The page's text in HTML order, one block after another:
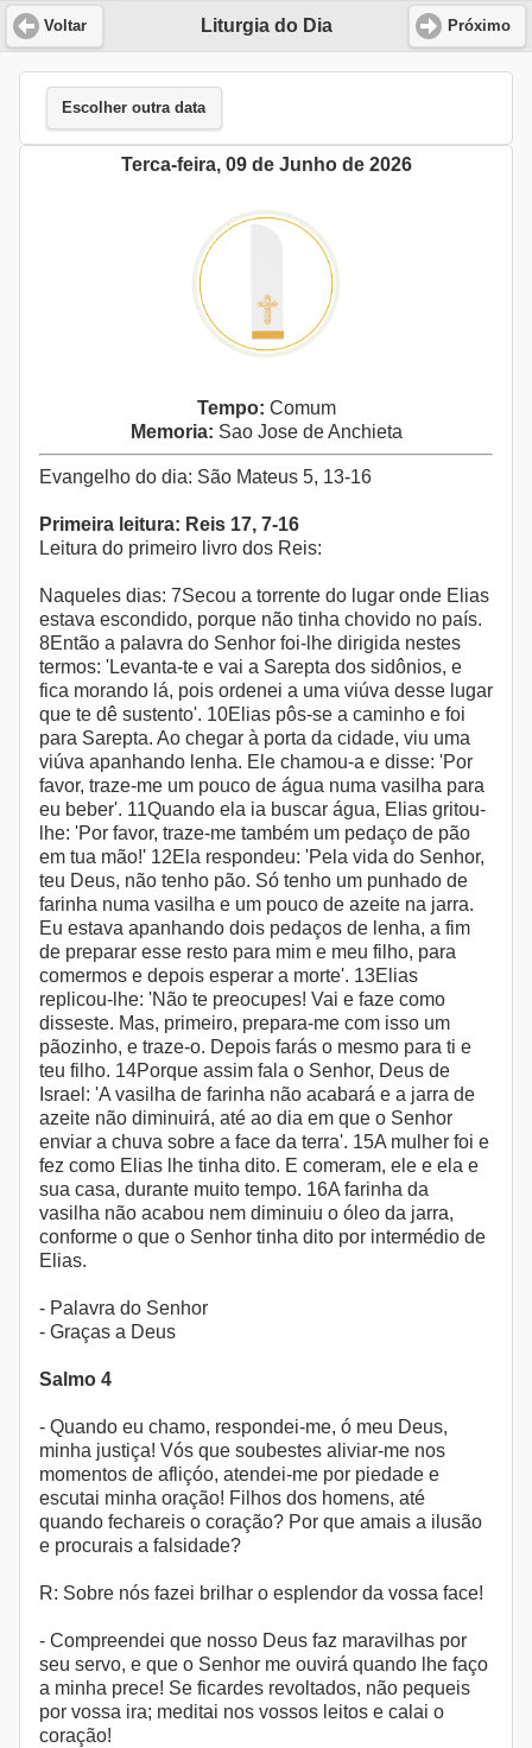
Liturgia do Dia
Voltar Próximo
Escolher outra data
Terca-feira, 09 de Junho de 2026
Tempo: Comum
Memoria: Sao Jose de Anchieta
Evangelho do dia: São Mateus 5, 13-16
Primeira leitura: Reis 17, 7-16
Leitura do primeiro livro dos Reis:
Naqueles dias: 7Secou a torrente do lugar onde Elias
estava escondido, porque não tinha chovido no país.
8Então a palavra do Senhor foi-lhe dirigida nestes
termos: 'Levanta-te e vai a Sarepta dos sidônios, e
fica morando lá, pois ordenei a uma viúva desse lugar
que te dê sustento'. 10Elias pôs-se a caminho e foi
para Sarepta. Ao chegar à porta da cidade, viu uma
viúva apanhando lenha. Ele chamou-a e disse: 'Por
favor, traze-me um pouco de água numa vasilha para
eu beber'. 11Quando ela ia buscar água, Elias gritou-
lhe: 'Por favor, traze-me também um pedaço de pão
em tua mão!' 12Ela respondeu: 'Pela vida do Senhor,
teu Deus, não tenho pão. Só tenho um punhado de
farinha numa vasilha e um pouco de azeite na jarra.
Eu estava apanhando dois pedaços de lenha, a fim
de preparar esse resto para mim e meu filho, para
comermos e depois esperar a morte'. 13Elias
replicou-lhe: 'Não te preocupes! Vai e faze como
disseste. Mas, primeiro, prepara-me com isso um
pãozinho, e traze-o. Depois farás o mesmo para ti e
teu filho. 14Porque assim fala o Senhor, Deus de
Israel: 'A vasilha de farinha não acabará e a jarra de
azeite não diminuirá, até ao dia em que o Senhor
enviar a chuva sobre a face da terra'. 15A mulher foi e
fez como Elias lhe tinha dito. E comeram, ele e ela e
sua casa, durante muito tempo. 16A farinha da
vasilha não acabou nem diminuiu o óleo da jarra,
conforme o que o Senhor tinha dito por intermédio de
Elias.
- Palavra do Senhor
- Graças a Deus
Salmo 4
- Quando eu chamo, respondei-me, ó meu Deus,
minha justiça! Vós que soubestes aliviar-me nos
momentos de afliçóo, atendei-me por piedade e
escutai minha oração! Filhos dos homens, até
quando fechareis o coração? Por que amais a ilusão
e procurais a falsidade?
R: Sobre nós fazei brilhar o esplendor da vossa face!
- Compreendei que nosso Deus faz maravilhas por
seu servo, e que o Senhor me ouvirá quando lhe faço
a minha prece! Se ficardes revoltados, não pequeis
por vossa ira; meditai nos vossos leitos e calai o
coração!